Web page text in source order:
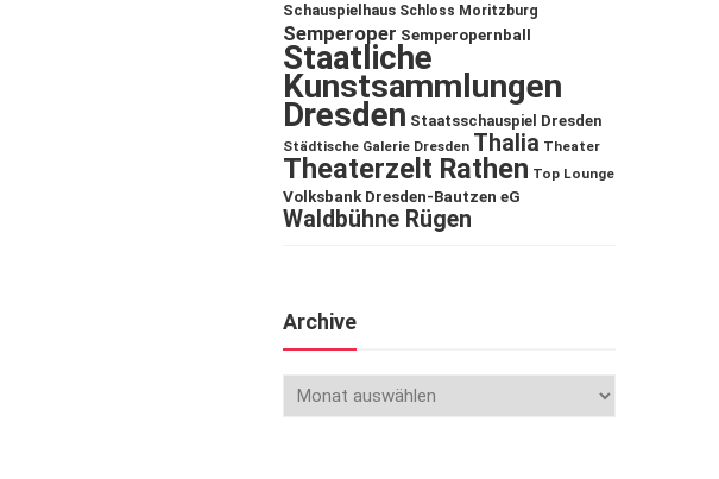
Schauspielhaus Schloss Moritzburg
Semperoper Semperopernball
Staatliche
Kunstsammlungen
Dresden Staatsschauspiel Dresden
Städtische Galerie Dresden Thalia Theater
Theaterzelt Rathen Top Lounge
Volksbank Dresden-Bautzen eG
Waldbühne Rügen
Archive